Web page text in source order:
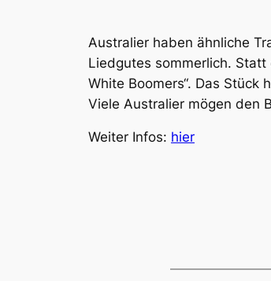
Australier haben ähnliche
Liedgutes sommerlich.
White Boomers“. Das
Viele Australier mögen den
Weiter Infos: hier